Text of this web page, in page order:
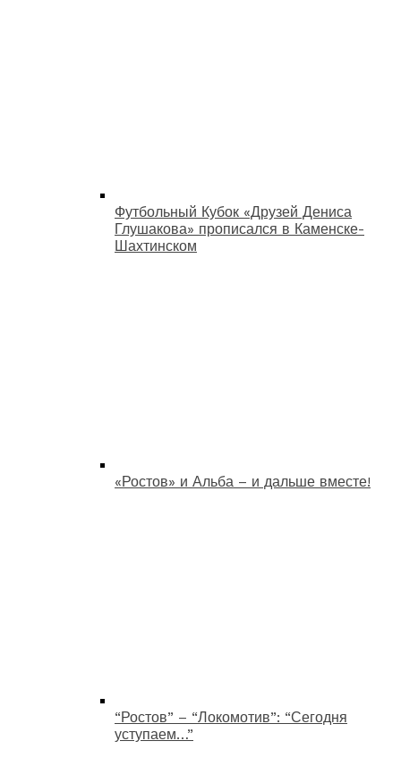
Футбольный Кубок «Друзей Дениса
Глушакова» прописался в Каменске-
Шахтинском
«Ростов» и Альба – и дальше вместе!
“Ростов” – “Локомотив”: “Сегодня
уступаем…”